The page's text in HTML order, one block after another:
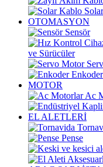
OTOMASYON
Sensör
ve Sürücüler
Enkoder
MOTOR
Ac
EL ALETLERİ
Pense